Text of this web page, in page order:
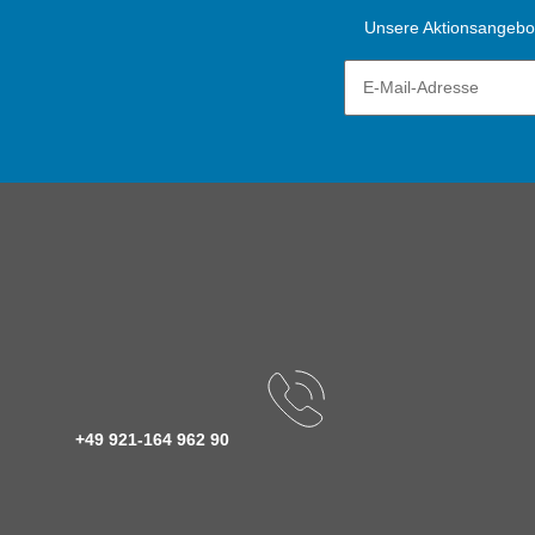
Unsere
+49 921-164 962 90